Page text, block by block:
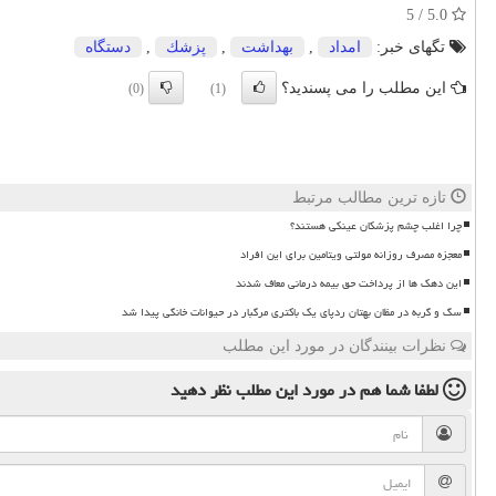
تگهای خبر:
امداد , بهداشت , پزشك , دستگاه
این مطلب را می پسندید؟ (1)
(0)
تازه ترین مطالب مرتبط
چرا اغلب چشم پزشکان عینکی هستند؟
معجزه مصرف روزانه مولتی ویتامین برای این افراد
این دهک ها از پرداخت حق بیمه درمانی معاف شدند
سگ و گربه در مظان بهتان ردپای یک باکتری مرگبار در حیوانات خانگی پیدا شد
نظرات بینندگان در مورد این مطلب
لطفا شما همدر مورد این مطلبنظر دهید